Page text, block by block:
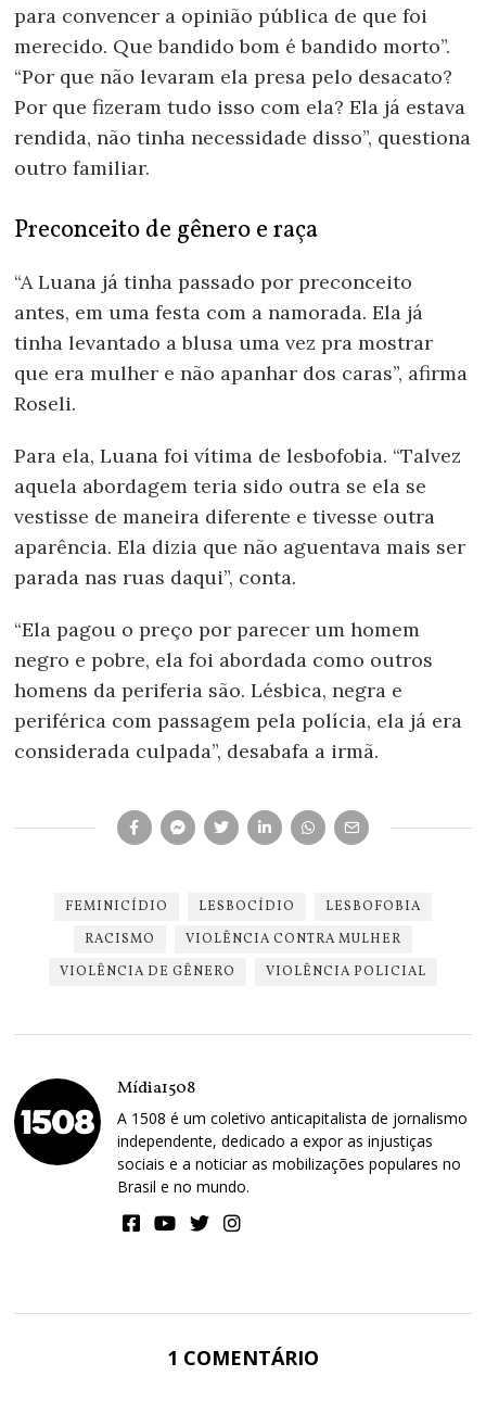
para convencer a opinião pública de que foi
merecido. Que bandido bom é bandido morto”.
“Por que não levaram ela presa pelo desacato?
Por que fizeram tudo isso com ela? Ela já estava
rendida, não tinha necessidade disso”, questiona
outro familiar.
Preconceito de gênero e raça
“A Luana já tinha passado por preconceito
antes, em uma festa com a namorada. Ela já
tinha levantado a blusa uma vez pra mostrar
que era mulher e não apanhar dos caras”, afirma
Roseli.
Para ela, Luana foi vítima de lesbofobia. “Talvez
aquela abordagem teria sido outra se ela se
vestisse de maneira diferente e tivesse outra
aparência. Ela dizia que não aguentava mais ser
parada nas ruas daqui”, conta.
“Ela pagou o preço por parecer um homem
negro e pobre, ela foi abordada como outros
homens da periferia são. Lésbica, negra e
periférica com passagem pela polícia, ela já era
considerada culpada”, desabafa a irmã.
FEMINICÍDIO LESBOCÍDIO
LESBOFOBIA
RACISMO
VIOLÊNCIA CONTRA MULHER
VIOLÊNCIA DE GÊNERO
VIOLÊNCIA POLICIAL
Mídia1508
A 1508 é um coletivo anticapitalista de jornalismo
independente, dedicado a expor as injustiças
sociais e a noticiar as mobilizações populares no
Brasil e no mundo.
1 COMENTÁRIO